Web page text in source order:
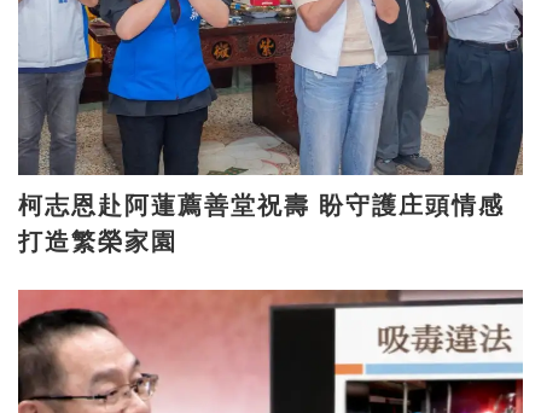
柯志恩赴阿蓮薦善堂祝壽 盼守護庄頭情感
打造繁榮家園